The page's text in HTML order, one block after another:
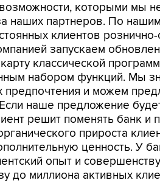
которыми мы
наших партнеров. По
клиентов
запускаем
классической
набором функций. Мы
предпочтения и можем
наше предложение
решит поменять банк и
прироста
ценность. У
опыт и
до миллиона активных